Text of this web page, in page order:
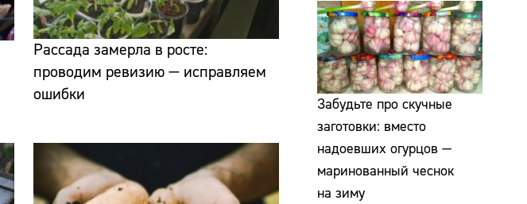
Рассада замерла в росте:
проводим ревизию — исправляем
ошибки
Забудьте про скучные
заготовки: вместо
надоевших огурцов —
маринованный чеснок
на зиму